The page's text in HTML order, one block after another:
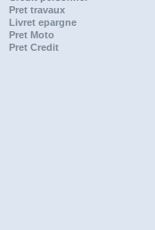
Pret travaux
Livret epargne
Pret Moto
Pret Credit